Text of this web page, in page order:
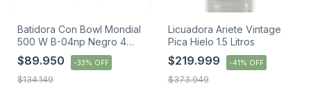
Batidora Con Bowl Mondial
500 W B-04np Negro 4
Velocidades
$89.950 -33% OFF
$134.149
Licuadora Ariete Vintage
Pica Hielo 1.5 Litros
$219.999 -41% OFF
$373.949